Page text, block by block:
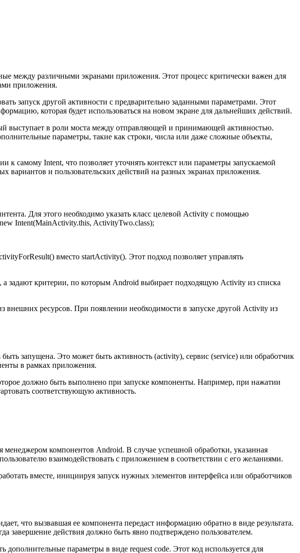
между различными экранами приложения. Этот процесс критически важен для
приложения.
запуск другой активности с предварительно заданными параметрами. Этот
которая будет использоваться на новом экране для дальнейших действий.
выступает в роли моста между отправляющей и принимающей активностью.
параметры, такие как строки, числа или даже сложные объекты,
самому Intent, что позволяет уточнять контекст или параметры запускаемой
вариантов и пользовательских действий на разных экранах приложения.
Для этого необходимо указать класс целевой Activity с помощью
Intent(MainActivity.this, ActivityTwo.class);
вместо startActivity(). Этот подход позволяет управлять
задают критерии, по которым Android выбирает подходящую Activity из списка
ресурсов. При появлении необходимости в запуске другой Activity из
запущена. Это может быть активность (activity), сервис (service) или обработчик
в рамках приложения.
должно быть выполнено при запуске компоненты. Например, при нажатии
соответствующую активность.
менеджером компонентов Android. В случае успешной обработки, указанная
взаимодействовать с приложением в соответствии с его желаниями.
вместе, инициируя запуск нужных элементов интерфейса или обработчиков
что вызвавшая ее компонента передаст информацию обратно в виде результата.
завершение действия должно быть явно подтверждено пользователем.
дополнительные параметры в виде request code. Этот код используется для